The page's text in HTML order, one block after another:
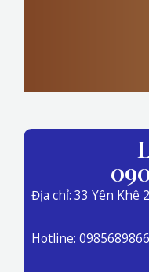
Địa chỉ: 33 Yên Khê
Hotline: